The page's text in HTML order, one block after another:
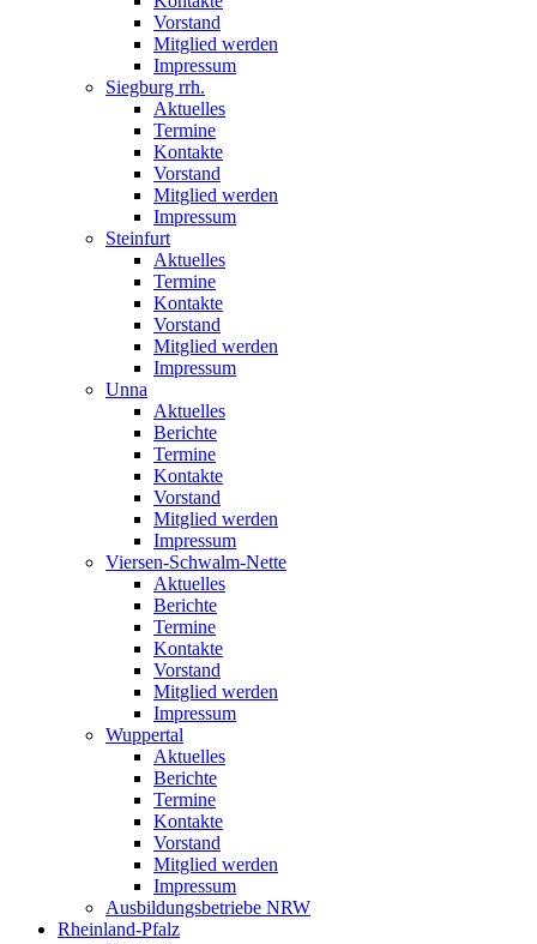
Vorstand
Mitglied werden
Impressum
Siegburg rrh.
Aktuelles
Termine
Kontakte
Vorstand
Mitglied werden
Impressum
Steinfurt
Aktuelles
Termine
Kontakte
Vorstand
Mitglied werden
Impressum
Unna
Aktuelles
Berichte
Termine
Kontakte
Vorstand
Mitglied werden
Impressum
Viersen-Schwalm-Nette
Aktuelles
Berichte
Termine
Kontakte
Vorstand
Mitglied werden
Impressum
Wuppertal
Aktuelles
Berichte
Termine
Kontakte
Vorstand
Mitglied werden
Impressum
Ausbildungsbetriebe NRW
Rheinland-Pfalz